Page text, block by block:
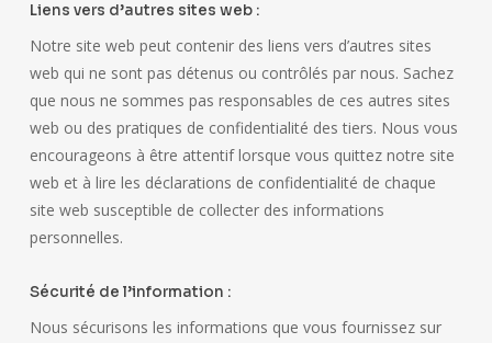
Liens vers d’autres sites web :
Notre site web peut contenir des liens vers d’autres sites
web qui ne sont pas détenus ou contrôlés par nous. Sachez
que nous ne sommes pas responsables de ces autres sites
web ou des pratiques de confidentialité des tiers. Nous vous
encourageons à être attentif lorsque vous quittez notre site
web et à lire les déclarations de confidentialité de chaque
site web susceptible de collecter des informations
personnelles.
Sécurité de l’information :
Nous sécurisons les informations que vous fournissez sur